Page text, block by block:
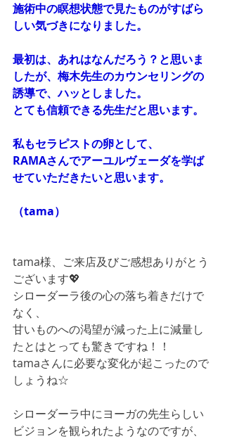
施術中の瞑想状態で見たものがすばら
しい気づきになりました。
最初は、あれはなんだろう？と思いま
したが、梅木先生のカウンセリングの
誘導で、ハッとしました。
とても信頼できる先生だと思います。
私もセラピストの卵として、
RAMAさんでアーユルヴェーダを学ば
せていただきたいと思います。
（tama）
tama様、ご来店及びご感想ありがとう
ございます💖
シローダーラ後の心の落ち着きだけで
なく、
甘いものへの渇望が減った上に減量し
たとはとっても驚きですね！！
tamaさんに必要な変化が起こったので
しょうね☆
シローダーラ中にヨーガの先生らしい
ビジョンを観られたようなのですが、